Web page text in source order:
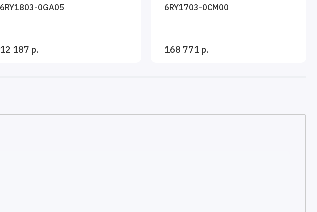
6RY1803-0GA05
12 187 р.
6RY1703-0CM00
168 771 р.